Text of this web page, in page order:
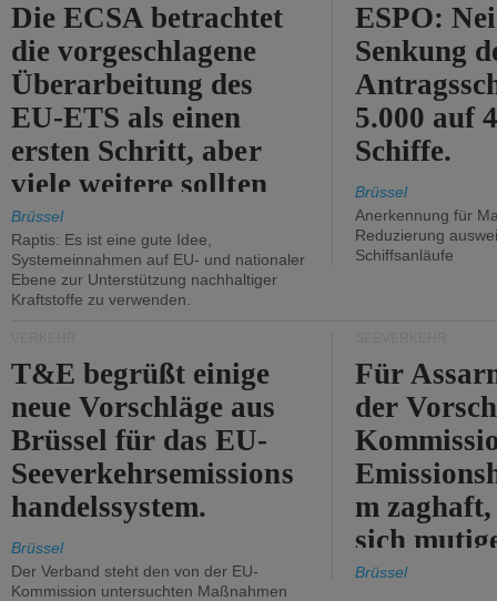
Die ECSA betrachtet
die vorgeschlagene
Überarbeitung des
EU-ETS als einen
ersten Schritt, aber
viele weitere sollten
folgen.
Brüssel
Raptis: Es ist eine gute Idee,
Systemeinnahmen auf EU- und nationaler
Ebene zur Unterstützung nachhaltiger
Kraftstoffe zu verwenden.
ESPO:
Senkung
5.000 auf
Schiffe.
Brüssel
Anerkennung für
Reduzierung
Schiffsanläufe
T&E begrüßt einige
neue Vorschläge aus
Brüssel für das EU-
Seeverkehrsemissions
handelssystem.
Brüssel
Der Verband steht den von der EU-
Kommission untersuchten Maßnahmen
Für
der
m
sich
Brüssel